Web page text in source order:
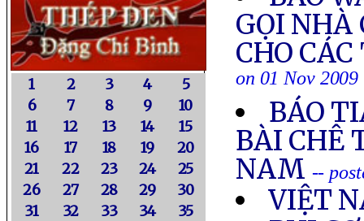
1 2 3 4
5
6
7 8 9
10
11
12 13 14
15
16
17 18 19
20
21
22 23 24
25
26
27 28 29
30
31
32 33 34
35
GỌI NHÀ
CHO
on 01 Nov 2009
BÁO
BÀI CHÊ
NAM --
VIỆT